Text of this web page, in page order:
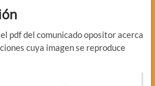
pdf del comunicado opositor acerca
cuya imagen se reproduce